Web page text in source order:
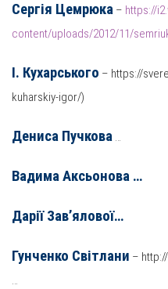
Сергія Цемрюка – https://
content/uploads/2012/11/
І. Кухарського – https://
kuharskiy-igor/)
Дениса Пучкова …
Вадима Аксьонова …
Дарії Зав’ялової…
Гунченко Світлани –
…